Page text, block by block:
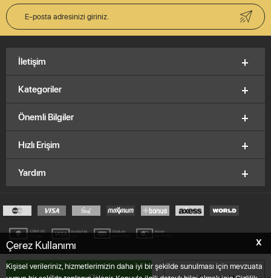
X
Çerez Kullanımı
Kişisel verileriniz, hizmetlerimizin daha iyi bir şekilde sunulması için mevzuata
Kategoriler
Önemli Bilgiler
Hızlı Erişim
Yardım
© 2012-2026, V&K Vitrinkutu.com,
İletişim